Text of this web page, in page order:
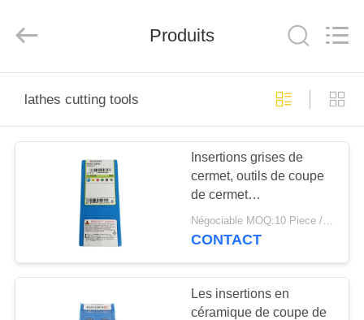
PRODUITS
NOUS
Rights
by
Produits
lathes cutting tools
Insertions grises de
cermet, outils de coupe
de cermet
TPGH110304L TN60
pour l'outil de rotation
Négociable MOQ:10 Piece / Pieces
CONTACT
Les insertions en
céramique de coupe de